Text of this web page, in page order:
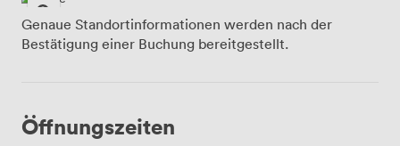
Genaue Standortinformationen werden nach der
Bestätigung einer Buchung bereitgestellt.
Öffnungszeiten